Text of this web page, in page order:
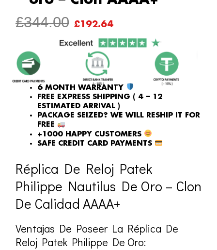
£344.00 ORIGINAL
PRICE
WAS:
£344.00.
£192.64
PRICE
IS:
£192.64.
6 MONTH WARRANTY
FREE EXPRESS SHIPPING ( 4 – 12
ESTIMATED ARRIVAL )
PACKAGE SEIZED? WE WILL RESHIP IT FOR
FREE
+1000 HAPPY CUSTOMERS
SAFE CREDIT CARD PAYMENTS
Réplica De Reloj Patek
Philippe Nautilus De Oro – Clon
De Calidad AAAA+
Ventajas De Poseer La Réplica De
Reloj Patek Philippe De Oro: